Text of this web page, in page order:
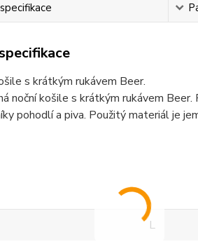
s krátkým rukávem Beer.
noční košile s krátkým rukávem
pohodlí a piva. Použitý materiál je
L